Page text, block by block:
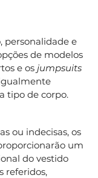
personalidade e
de modelos
e os jumpsuits
tipo de corpo.
ou indecisas, os
um
do vestido
referidos,